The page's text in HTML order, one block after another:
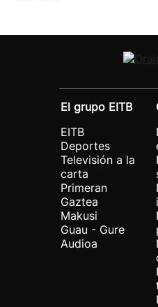
El grupo EITB
EITB
Deportes
Televisión a la
carta
Primeran
Gaztea
Makusi
Guau - Gure
Audioa